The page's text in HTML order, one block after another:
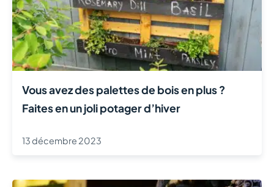
Vous avez des palettes de bois en plus ?
Faites en un joli potager d’hiver
13 décembre 2023